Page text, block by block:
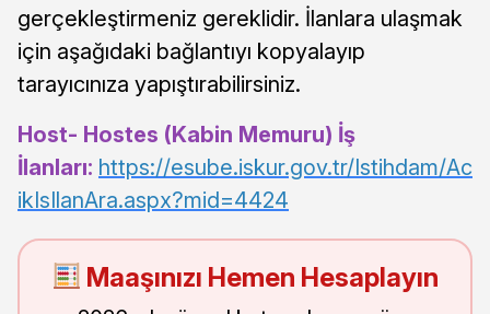
gerçekleştirmeniz gereklidir. İlanlara ulaşmak
için aşağıdaki bağlantıyı kopyalayıp
tarayıcınıza yapıştırabilirsiniz.
Host- Hostes (Kabin Memuru) İş
İlanları: https://esube.iskur.gov.tr/Istihdam/Ac
ikIsIlanAra.aspx?mid=4424
Maaşınızı Hemen Hesaplayın